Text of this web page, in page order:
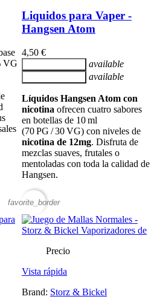
VG
Liquidos para Vaper -
Hangsen Atom
4,50 €
available
available
Líquidos Hangsen Atom con
nicotina ofrecen cuatro sabores
en botellas de 10 ml
(70 PG / 30 VG) con niveles de
nicotina de 12mg. Disfruta de
mezclas suaves, frutales o
mentoladas con toda la calidad de
Hangsen.
favorite_border
Precio
Vista rápida
Brand: Storz & Bickel